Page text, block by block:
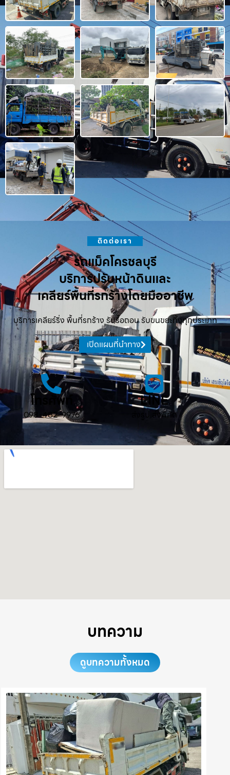
ติดต่อเรา
รถแม็คโครชลบุรี
บริการปรับหน้าดินและ
เคลียร์พื้นที่รกร้างโดยมืออาชีพ
บริการเคลียร์ริ่ง พื้นที่รกร้าง รับรื้อถอน รับขนขยะทิ้งทุกประเภท
เปิดแผนที่นำทาง
โทรศัพท์
098-482-9976
LINE
ส่งรูป ส่งพิกัด
บทความ
ดูบทความทั้งหมด